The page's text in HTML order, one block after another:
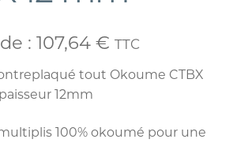
: 107,64 € TTC
tout Okoume CTBX
12mm
100% okoumé pour une